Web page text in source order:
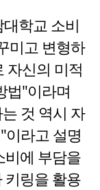
학교 소비
미고 변형하
자신의 미적
법"이라며
것 역시 자
이라고 설명
비에 부담을
키링을 활용